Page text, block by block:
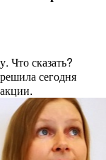
Что сказать?
сегодня